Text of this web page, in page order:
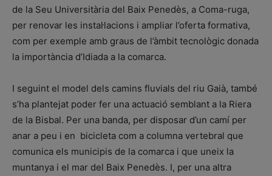
de la Seu Universitària del Baix Penedès, a Coma-ruga,
per renovar les instal·lacions i ampliar l’oferta formativa,
com per exemple amb graus de l’àmbit tecnològic donada
la importància d’Idiada a la comarca.
I seguint el model dels camins fluvials del riu Gaià, també
s’ha plantejat poder fer una actuació semblant a la Riera
de la Bisbal. Per una banda, per disposar d’un camí per
anar a peu i en bicicleta com a columna vertebral que
comunica els municipis de la comarca i que uneix la
muntanya i el mar del Baix Penedès. I, per una altra